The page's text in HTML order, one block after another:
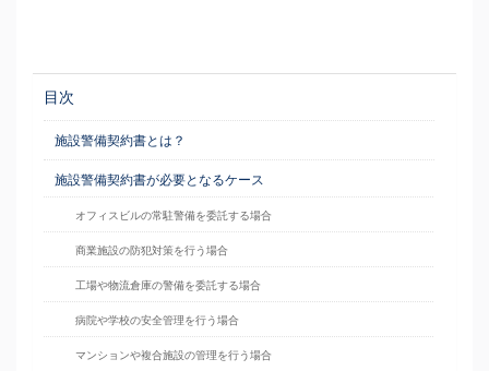
目次
施設警備契約書とは？
施設警備契約書が必要となるケース
オフィスビルの常駐警備を委託する場合
商業施設の防犯対策を行う場合
工場や物流倉庫の警備を委託する場合
病院や学校の安全管理を行う場合
マンションや複合施設の管理を行う場合